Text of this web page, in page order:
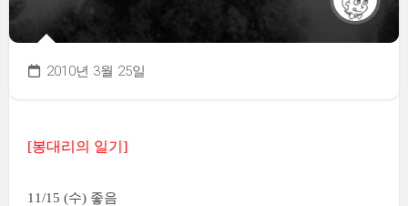
2010년 3월 25일
[봉대리의 일기]
11/15 (수) 좋음